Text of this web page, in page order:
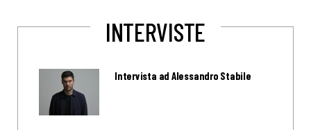
INTERVISTE
Intervista ad Alessandro Stabile